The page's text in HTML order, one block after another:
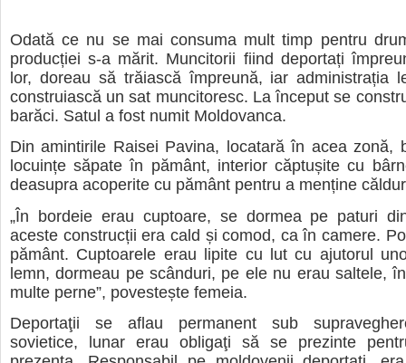
Odată ce nu se mai consuma mult timp pentru
producției s-a mărit. Muncitorii fiind deportați
lor, doreau să trăiască împreună, iar administrația
construiască un sat muncitoresc. La început se
barăci. Satul a fost numit Moldovanca.
Din amintirile Raisei Pavina, locatară în acea zonă,
locuințe săpate în pământ, interior căptușite cu
deasupra acoperite cu pământ pentru a menține
„În bordeie erau cuptoare, se dormea pe paturi
aceste construcții era cald și comod, ca în camere.
pământ. Cuptoarele erau lipite cu lut cu ajutorul
lemn, dormeau pe scânduri, pe ele nu erau saltele,
multe perne”, povestește femeia.
Deportaţii se aflau permanent sub
sovietice, lunar erau obligaţi să se prezinte